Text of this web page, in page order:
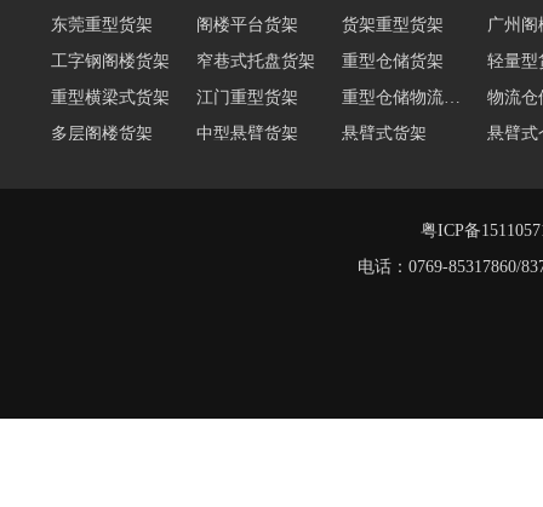
东莞重型货架 阁楼平台货架 货架重型货架
广州
工字钢阁楼货架
窄巷式托盘货架 重型仓储货架
轻量型
重型横梁式货架
江门重型货架
物流
多层阁楼货架
中型悬臂货架 悬臂式货架
悬臂
移动式货架
横梁式重型货架
粤ICP备
电话：0769-85317860/